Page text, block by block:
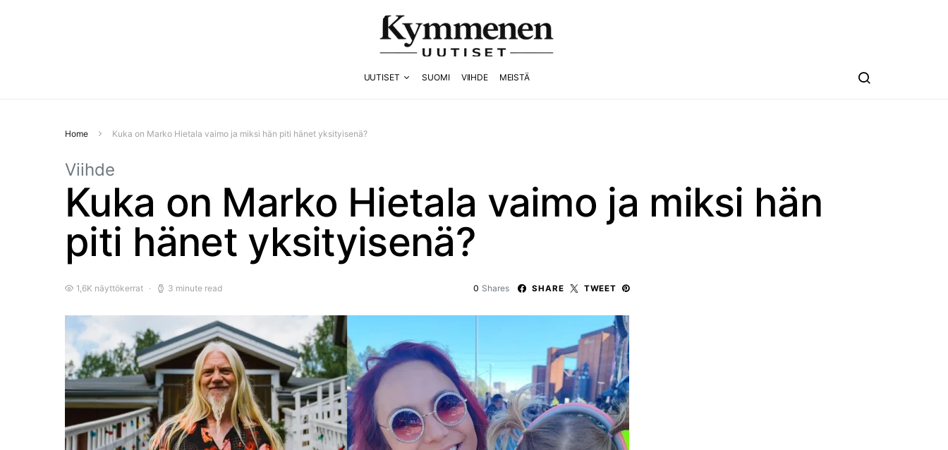
UUTISET SUOMI VIIHDE MEISTÄ
Home Kuka on Marko Hietala vaimo ja miksi hän piti hänet yksityisenä?
Viihde
Kuka on Marko Hietala vaimo ja miksi hän
piti hänet yksityisenä?
1,6K näyttökerrat 3 minute read 0 Shares SHARE TWEET